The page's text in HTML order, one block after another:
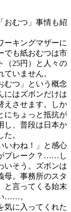
おむつ」事情も紹
キングマザーに
でも紙おむつは市
（25円）と人々の
いません。
むつ」という概念
はズボンだけは
えさせます。しか
にちょっと抵抗が
し、普段は日本か
。
いわね！」と感心
ブレーク？……し
いそう。ズボンは
母。事務所のスタ
言ってくる始末
……。
に入ってくれた